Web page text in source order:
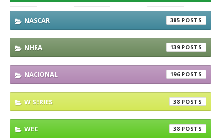
NASCAR 385
NHRA 139
NACIONAL 196
W SERIES 38
WEC 38